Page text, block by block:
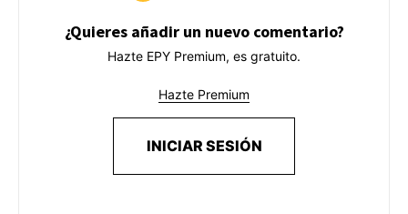
¿Quieres añadir un nuevo comentario?
Hazte EPY Premium, es gratuito.
Hazte Premium
INICIAR SESIÓN